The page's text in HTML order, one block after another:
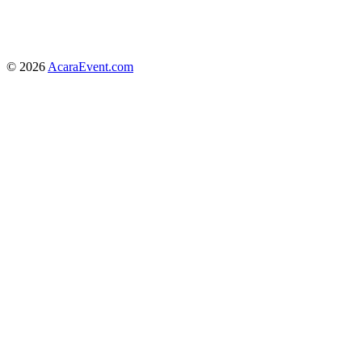
© 2026AcaraEvent.com